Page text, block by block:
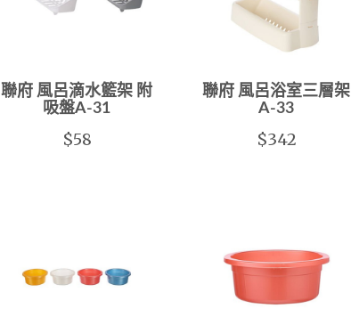
聯府 風呂滴水籃架 附
吸盤A-31
$58
聯府 風呂浴室三層架
A-33
$342